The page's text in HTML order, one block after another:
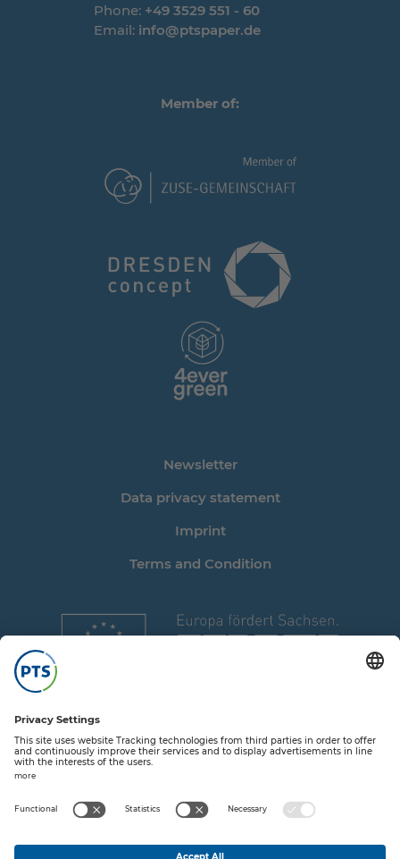
Phone: +49 3529 551 - 60
Email: info@ptspaper.de
Member of:
Newsletter
Data privacy statement
Imprint
Terms and Condition